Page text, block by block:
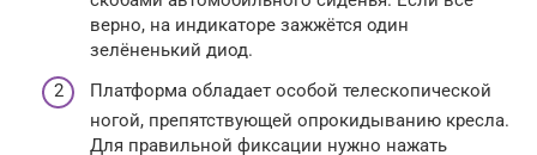
верно, на индикаторе зажжётся один
зелёненький диод.
Платформа обладает особой телескопической
ногой, препятствующей опрокидыванию кресла.
Для правильной фиксации нужно нажать